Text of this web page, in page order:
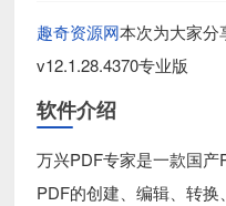
趣奇资源网本次为大家分
v12.1.28.4370专业版
软件介绍
万兴PDF专家是一款国
PDF的创建、编辑、转